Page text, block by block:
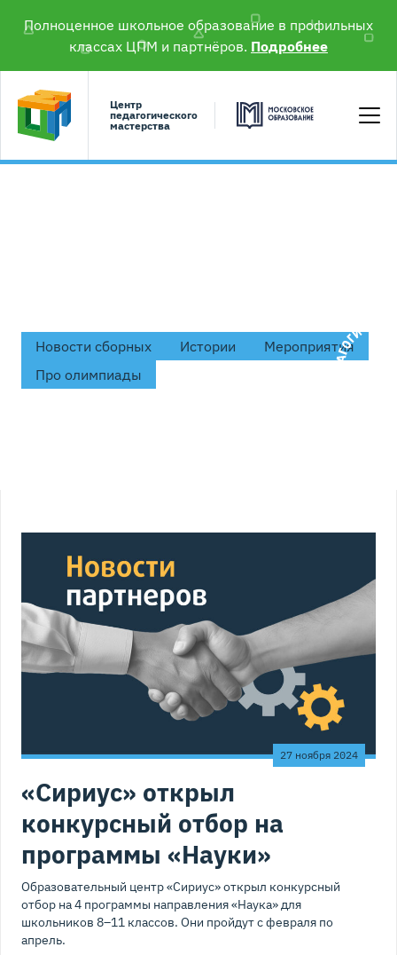
Полноценное школьное образование в профильных
классах ЦПМ и партнёров. Подробнее
Центр
педагогического
мастерства
Новости сборных Истории
Мероприятия
Про олимпиады
27 ноября 2024
«Сириус» открыл
конкурсный отбор на
программы «Науки»
Образовательный центр «Сириус» открыл конкурсный
отбор на 4 программы направления «Наука» для
школьников 8–11 классов. Они пройдут с февраля по
апрель.